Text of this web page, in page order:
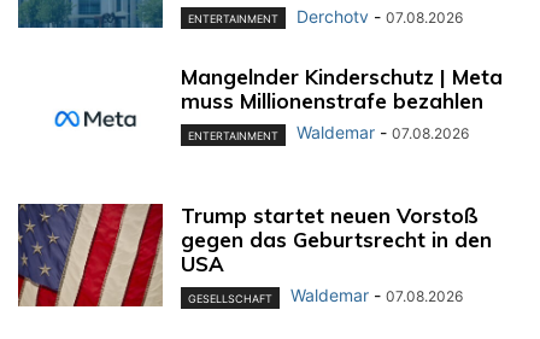
ENTERTAINMENT Derchotv - 07.08.2026
Mangelnder Kinderschutz | Meta
muss Millionenstrafe bezahlen
ENTERTAINMENT Waldemar - 07.08.2026
Trump startet neuen Vorstoß
gegen das Geburtsrecht in den
USA
GESELLSCHAFT Waldemar - 07.08.2026